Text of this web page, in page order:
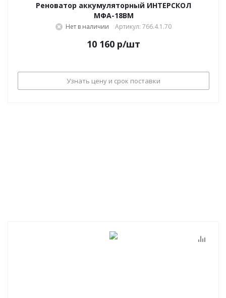
Реноватор аккумуляторный ИНТЕРСКОЛ
МФА-18ВМ
Нет в наличии Артикул: 766.4.1.70
10 160 р/шт
Узнать цену и срок поставки